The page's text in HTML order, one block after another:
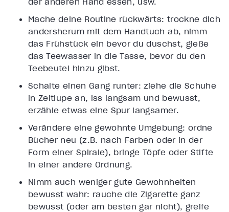
Mache deine Routine rückwärts: trockne dich
andersherum mit dem Handtuch ab, nimm
das Frühstück ein bevor du duschst, gieße
das Teewasser in die Tasse, bevor du den
Teebeutel hinzu gibst.
Schalte einen Gang runter: ziehe die Schuhe
in Zeitlupe an, iss langsam und bewusst,
erzähle etwas eine Spur langsamer.
Verändere eine gewohnte Umgebung: ordne
Bücher neu (z.B. nach Farben oder in der
Form einer Spirale), bringe Töpfe oder Stifte
in einer andere Ordnung.
Nimm auch weniger gute Gewohnheiten
bewusst wahr: rauche die Zigarette ganz
bewusst (oder am besten gar nicht), greife